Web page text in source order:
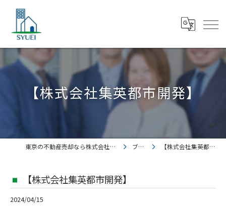
【株式会社集英都市開発】
東京の不動産売却なら株式会社集英都市開発 ブログ 【株式会社集英都市開発】
【株式会社集英都市開発】
2024/04/15